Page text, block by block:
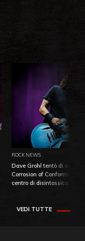
ROCK NEWS
Dave Grohl tentò di
Corrosion of Conformity
centro di
VEDI TUTTE